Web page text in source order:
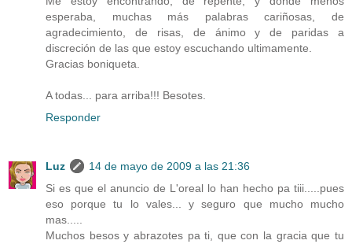
esperaba, muchas más palabras cariñosas, de
agradecimiento, de risas, de ánimo y de paridas a
discreción de las que estoy escuchando ultimamente.
Gracias boniqueta.
A todas... para arriba!!! Besotes.
Responder
Luz
14 de mayo de 2009 a las 21:36
Si es que el anuncio de L'oreal lo han hecho pa tiii.....pues
eso porque tu lo vales... y seguro que mucho mucho
mas.....
Muchos besos y abrazotes pa ti, que con la gracia que tu